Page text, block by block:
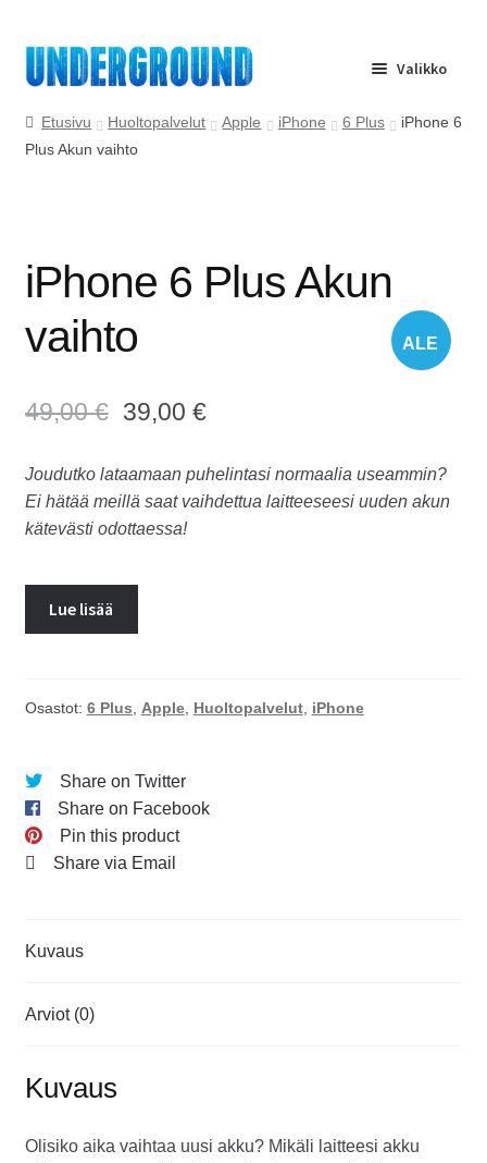
Siirry
navigointiin
Siirry
sisältöön
Valikko
Etusivu
Ota yhteyttä
Usein kysyttyä
Etusivu Huoltopalvelut Apple iPhone 6 Plus
iPhone 6
Plus Akun vaihto
ALE
iPhone 6 Plus Akun
vaihto
49,00€ 39,00€
Joudutko lataamaan puhelintasi normaalia useammin?
Ei hätää meillä saat vaihdettua laitteeseesi uuden akun
kätevästi odottaessa!
Lue lisää
Osastot: 6 Plus, Apple, Huoltopalvelut, iPhone
Share on Twitter
Share on Facebook
Pin this product
Share via Email
Kuvaus
Arviot (0)
Kuvaus
Olisiko aika vaihtaa uusi akku? Mikäli laitteesi akku